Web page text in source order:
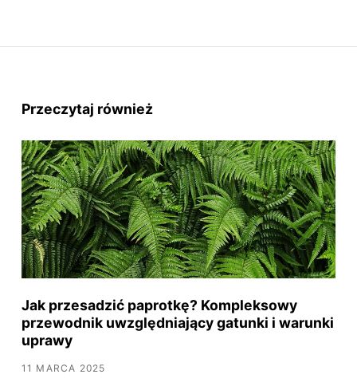
Przeczytaj również
Jak przesadzić paprotkę? Kompleksowy
przewodnik uwzględniający gatunki i warunki
uprawy
11 MARCA 2025